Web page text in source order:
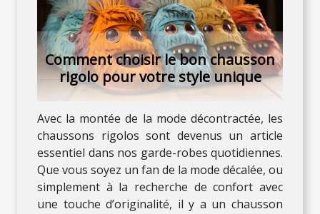
Comment choisir le bon chausson
rigolo pour votre style unique
Avec la montée de la mode décontractée, les
chaussons rigolos sont devenus un article
essentiel dans nos garde-robes quotidiennes.
Que vous soyez un fan de la mode décalée, ou
simplement à la recherche de confort avec
une touche d’originalité, il y a un chausson